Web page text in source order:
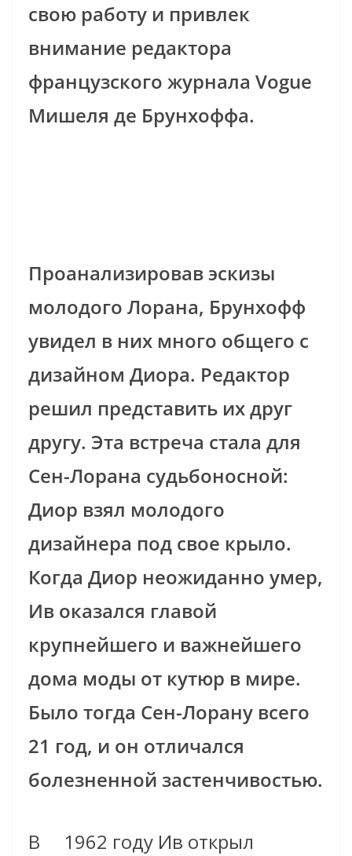
свою работу и привлек
внимание редактора
французского журнала Vogue
Мишеля де Брунхоффа.
Проанализировав эскизы
молодого Лорана, Брунхофф
увидел в них много общего с
дизайном Диора. Редактор
решил представить их друг
другу. Эта встреча стала для
Сен-Лорана судьбоносной:
Диор взял молодого
дизайнера под свое крыло.
Когда Диор неожиданно умер,
Ив оказался главой
крупнейшего и важнейшего
дома моды от кутюр в мире.
Было тогда Сен-Лорану всего
21 год, и он отличался
болезненной застенчивостью.
В 1962 году Ив открыл